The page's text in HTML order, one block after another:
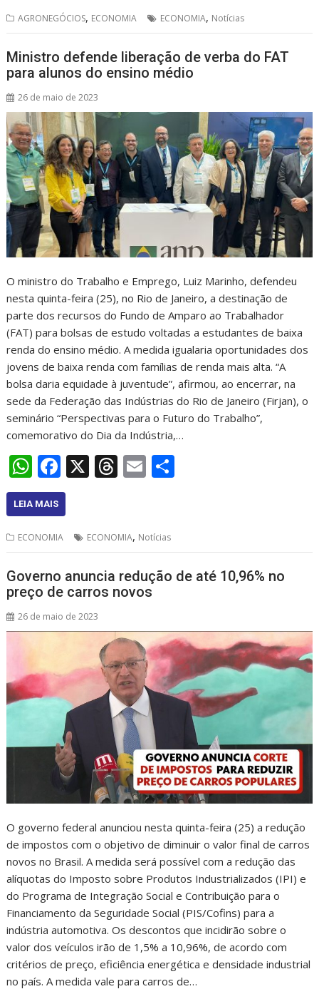
s
A
p
p
b
o
o
k
a
d
s
l e
AGRONEGÓCIOS, ECONOMIA ECONOMIA, Notícias
Ministro defende liberação de verba do FAT
para alunos do ensino médio
26 de maio de 2023
O ministro do Trabalho e Emprego, Luiz Marinho, defendeu
nesta quinta-feira (25), no Rio de Janeiro, a destinação de
parte dos recursos do Fundo de Amparo ao Trabalhador
(FAT) para bolsas de estudo voltadas a estudantes de baixa
renda do ensino médio. A medida igualaria oportunidades dos
jovens de baixa renda com famílias de renda mais alta. “A
bolsa daria equidade à juventude”, afirmou, ao encerrar, na
sede da Federação das Indústrias do Rio de Janeiro (Firjan), o
seminário “Perspectivas para o Futuro do Trabalho”,
comemorativo do Dia da Indústria,…
W
h
at
s
A
p
p
F
ac
e
b
o
o
k
X T
a
d
s
E
l
LEIA MAIS
ECONOMIA ECONOMIA, Notícias
Governo anuncia redução de até 10,96% no
preço de carros novos
26 de maio de 2023
O governo federal anunciou nesta quinta-feira (25) a redução
de impostos com o objetivo de diminuir o valor final de carros
novos no Brasil. A medida será possível com a redução das
alíquotas do Imposto sobre Produtos Industrializados (IPI) e
do Programa de Integração Social e Contribuição para o
Financiamento da Seguridade Social (PIS/Cofins) para a
indústria automotiva. Os descontos que incidirão sobre o
valor dos veículos irão de 1,5% a 10,96%, de acordo com
critérios de preço, eficiência energética e densidade industrial
no país. A medida vale para carros de…